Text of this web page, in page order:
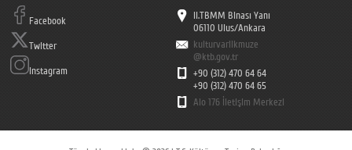
Facebook
Twitter
Instagram
II.TBMM Binası Yanı
06110 Ulus/Ankara
kulturvarlikmuze
@ktb.gov.tr
+90 (312) 470 64 64
+90 (312) 470 64 65
Alo 176 İletişim Merkezi